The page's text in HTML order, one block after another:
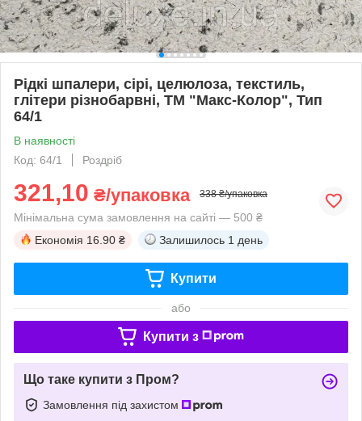
Рідкі шпалери, сірі, целюлоза, текстиль,
глітери різнобарвні, ТМ "Макс-Колор", Тип
64/1
В наявності
Код: 64/1
Роздріб
321,10 ₴/упаковка 338 ₴/упаковка
Мінімальна сума замовлення на сайті — 500 ₴
Економія 16.90 ₴ Залишилось 1 день
Купити
або
Купити з
Що таке купити з Пром?
Замовлення під захистом